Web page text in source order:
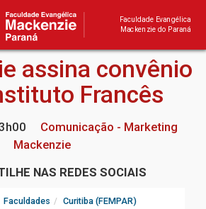
Faculdade Evangélica
Mackenzie do Paraná
assina convênio
Francês
Comunicação - Marketing
Mackenzie
NAS REDES SOCIAIS
Faculdades
Curitiba (FEMPAR)